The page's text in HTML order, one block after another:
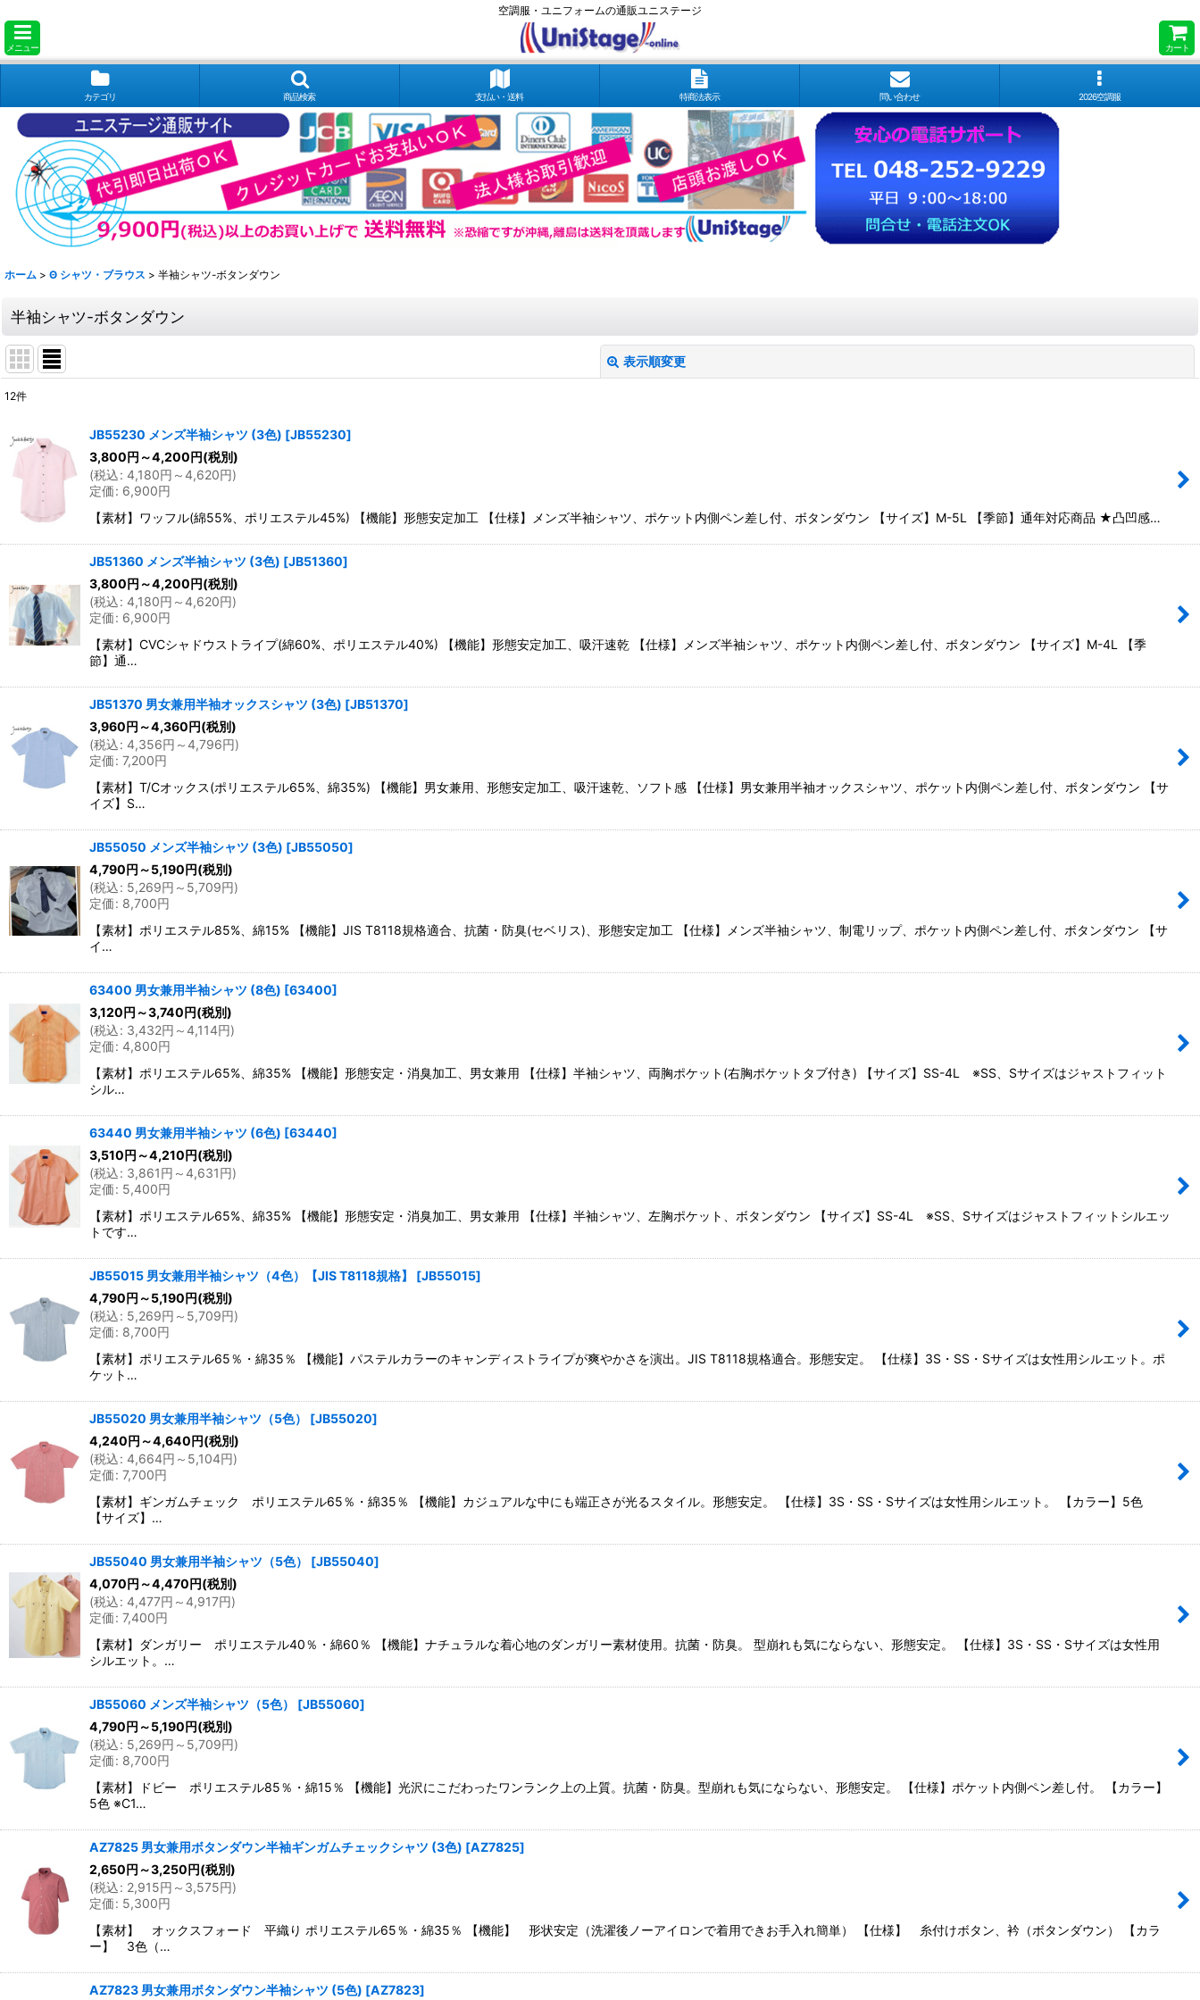
空調服・ユニフォームの通販ユニステージ
メニュー カート
カテゴリ 商品検索 支払い・送料 特商法表示 問い合わせ 2026空調服
ホーム > Θ シャツ・ブラウス > 半袖シャツ-ボタンダウン
半袖シャツ-ボタンダウン
表示順変更
並び順
絞り込む
12件
JB55230 メンズ半袖シャツ (3色) [JB55230]
3,800円 ～4,200円(税別)
(税込: 4,180円 ～4,620円)
定価: 6,900円
【素材】ワッフル(綿55%、ポリエステル45%) 【機能】形態安定加工 【仕様】メンズ半袖シャツ、ポケット内側ペン差し付、ボタンダウン 【サイズ】M-5L 【季節】通年対応商品 ★凸凹感…
JB51360 メンズ半袖シャツ (3色) [JB51360]
3,800円 ～4,200円(税別)
(税込: 4,180円 ～4,620円)
定価: 6,900円
【素材】CVCシャドウストライプ(綿60%、ポリエステル40%) 【機能】形態安定加工、吸汗速乾 【仕様】メンズ半袖シャツ、ポケット内側ペン差し付、ボタンダウン 【サイズ】M-4L 【季
節】通…
JB51370 男女兼用半袖オックスシャツ (3色) [JB51370]
3,960円 ～4,360円(税別)
(税込: 4,356円 ～4,796円)
定価: 7,200円
【素材】T/Cオックス(ポリエステル65%、綿35%) 【機能】男女兼用、形態安定加工、吸汗速乾、ソフト感 【仕様】男女兼用半袖オックスシャツ、ポケット内側ペン差し付、ボタンダウン 【サ
イズ】S…
JB55050 メンズ半袖シャツ (3色) [JB55050]
4,790円 ～5,190円(税別)
(税込: 5,269円 ～5,709円)
定価: 8,700円
【素材】ポリエステル85%、綿15% 【機能】JIS T8118規格適合、抗菌・防臭(セベリス)、形態安定加工 【仕様】メンズ半袖シャツ、制電リップ、ポケット内側ペン差し付、ボタンダウン 【サ
イ…
63400 男女兼用半袖シャツ (8色) [63400]
3,120円 ～3,740円(税別)
(税込: 3,432円 ～4,114円)
定価: 4,800円
【素材】ポリエステル65%、綿35% 【機能】形態安定・消臭加工、男女兼用 【仕様】半袖シャツ、両胸ポケット(右胸ポケットタブ付き) 【サイズ】SS-4L ※SS、Sサイズはジャストフィット
シル…
63440 男女兼用半袖シャツ (6色) [63440]
3,510円 ～4,210円(税別)
(税込: 3,861円 ～4,631円)
定価: 5,400円
【素材】ポリエステル65%、綿35% 【機能】形態安定・消臭加工、男女兼用 【仕様】半袖シャツ、左胸ポケット、ボタンダウン 【サイズ】SS-4L ※SS、Sサイズはジャストフィットシルエッ
トです…
JB55015 男女兼用半袖シャツ（4色）【JIS T8118規格】 [JB55015]
4,790円 ～5,190円(税別)
(税込: 5,269円 ～5,709円)
定価: 8,700円
【素材】ポリエステル65％・綿35％ 【機能】パステルカラーのキャンディストライプが爽やかさを演出。JIS T8118規格適合。形態安定。 【仕様】3S・SS・Sサイズは女性用シルエット。ポ
ケット…
JB55020 男女兼用半袖シャツ（5色） [JB55020]
4,240円 ～4,640円(税別)
(税込: 4,664円 ～5,104円)
定価: 7,700円
【素材】ギンガムチェック ポリエステル65％・綿35％ 【機能】カジュアルな中にも端正さが光るスタイル。形態安定。 【仕様】3S・SS・Sサイズは女性用シルエット。 【カラー】5色
【サイズ】…
JB55040 男女兼用半袖シャツ（5色） [JB55040]
4,070円 ～4,470円(税別)
(税込: 4,477円 ～4,917円)
定価: 7,400円
【素材】ダンガリー ポリエステル40％・綿60％ 【機能】ナチュラルな着心地のダンガリー素材使用。抗菌・防臭。 型崩れも気にならない、形態安定。 【仕様】3S・SS・Sサイズは女性用
シルエット。…
JB55060 メンズ半袖シャツ（5色） [JB55060]
4,790円 ～5,190円(税別)
(税込: 5,269円 ～5,709円)
定価: 8,700円
【素材】ドビー ポリエステル85％・綿15％ 【機能】光沢にこだわったワンランク上の上質。抗菌・防臭。型崩れも気にならない、形態安定。 【仕様】ポケット内側ペン差し付。 【カラー】
5色 ※C1…
AZ7825 男女兼用ボタンダウン半袖ギンガムチェックシャツ (3色) [AZ7825]
2,650円 ～3,250円(税別)
(税込: 2,915円 ～3,575円)
定価: 5,300円
【素材】 オックスフォード 平織り ポリエステル65％・綿35％ 【機能】 形状安定（洗濯後ノーアイロンで着用できお手入れ簡単） 【仕様】 糸付けボタン、衿（ボタンダウン） 【カラ
ー】 3色（…
AZ7823 男女兼用ボタンダウン半袖シャツ (5色) [AZ7823]